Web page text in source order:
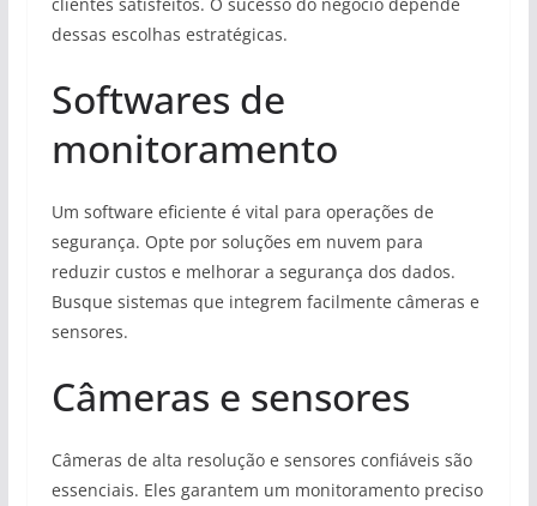
dessas escolhas estratégicas.
Softwares de
monitoramento
Um software eficiente é vital para operações de
segurança. Opte por soluções em nuvem para
reduzir custos e melhorar a segurança dos dados.
Busque sistemas que integrem facilmente câmeras e
sensores.
Câmeras e sensores
Câmeras de alta resolução e sensores confiáveis são
essenciais. Eles garantem um monitoramento preciso